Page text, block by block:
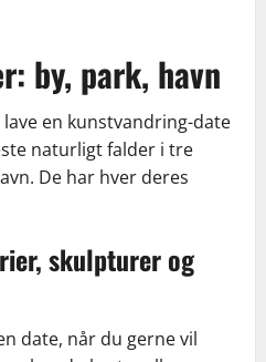
by, park, havn
en kunstvandring-date
naturligt falder i tre
De har hver deres
skulpturer og
date, når du gerne vil